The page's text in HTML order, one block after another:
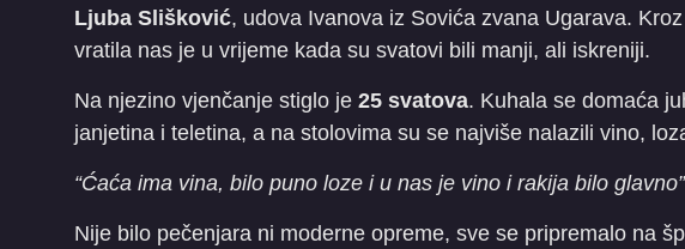
Ljuba Slišković, udova Ivanova iz Sovića zvana Ugarava.
vratila nas je u vrijeme kada su svatovi bili manji, ali iskreniji.
Na njezino vjenčanje stiglo je 25 svatova. Kuhala se domaća
janjetina i teletina, a na stolovima su se najviše nalazili vino,
“Ćaća ima vina, bilo puno loze i u nas je vino i rakija bilo glavno”
Nije bilo pečenjara ni moderne opreme, sve se pripremalo na